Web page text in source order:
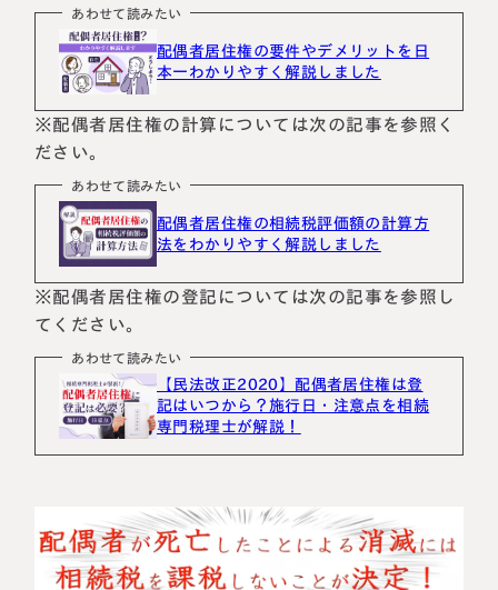
あわせて読みたい
配偶者居住権の要件やデメリットを日
本一わかりやすく解説しました
※配偶者居住権の計算については次の記事を参照く
ださい。
あわせて読みたい
配偶者居住権の相続税評価額の計算方
法をわかりやすく解説しました
※配偶者居住権の登記については次の記事を参照し
てください。
あわせて読みたい
【民法改正2020】配偶者居住権は登
記はいつから？施行日・注意点を相続
専門税理士が解説！